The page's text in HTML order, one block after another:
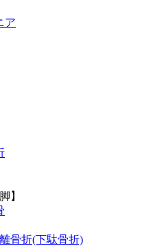
ア
】
骨折(下駄骨折)